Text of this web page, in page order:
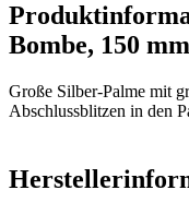
Bombe, 150
Große Silber-Palme mit
Abschlussblitzen in den